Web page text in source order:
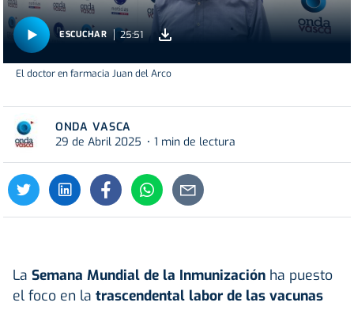
ESCUCHAR 25:51
El doctor en farmacia Juan del Arco
ONDA VASCA
29 de Abril 2025
1 min de lectura
La Semana Mundial de la Inmunización ha puesto
el foco en la trascendental labor de las vacunas